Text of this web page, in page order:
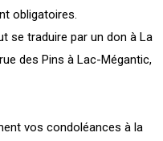
obligatoires.
se traduire par un don à La
des Pins à Lac-Mégantic,
vos condoléances à la